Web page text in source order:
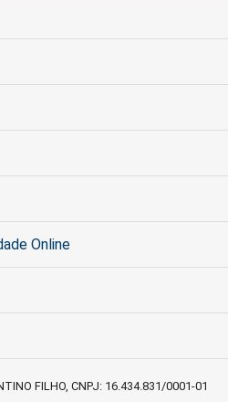
Online
FILHO, CNPJ: 16.434.831/0001-01